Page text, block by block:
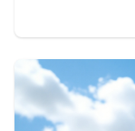
permettent
efficace,
de sécurité.
l'IoT allonge
optimise